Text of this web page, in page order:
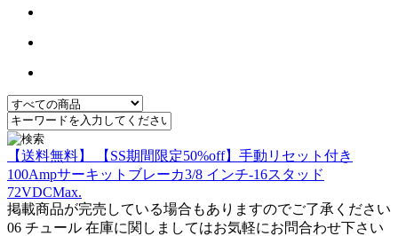
【送料無料】 【SS期間限定50%off】手動リセット付き
100Ampサーキットブレーカ3/8 インチ-16スタッド
72VDCMax.
掲載商品が完売している場合もありますのでご了承ください
06 チュール 在庫に関しましてはお気軽にお問合わせ下さい